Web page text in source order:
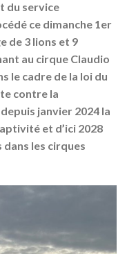
du service
ce dimanche 1er
de 3 lions et 9
au cirque Claudio
le cadre de la loi du
contre la
janvier 2024 la
et d’ici 2028
dans les cirques